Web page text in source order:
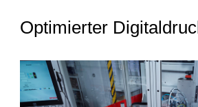
Optimierter